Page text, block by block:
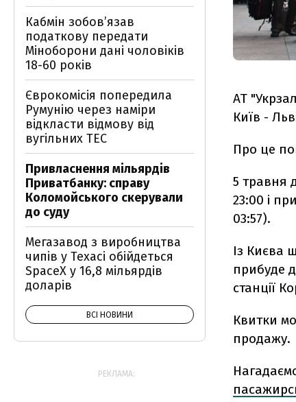
АТ
Київ -
Про це
5 травня
23:00 і
03:57).
Із Києва
прибуде
станції
Квитки
продажу.
Кабмін зобовʼязав
податкову передати
Міноборони дані чоловіків
18-60 років
Єврокомісія попередила
Румунію через наміри
відкласти відмову від
вугільних ТЕС
Привласнення мільярдів
Приватбанку: справу
Коломойського скерували
до суду
Мегазавод з виробництва
чипів у Техасі обійдеться
SpaceX у 16,8 мільярдів
доларів
ВСІ НОВИНИ
РЕКЛАМА: